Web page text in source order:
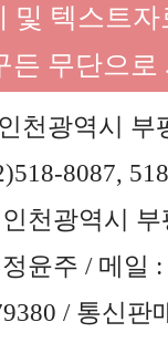
및 텍스트
무단으
천광역시 부
8087,
천광역시
윤주 / 메일 :
/ 통신판